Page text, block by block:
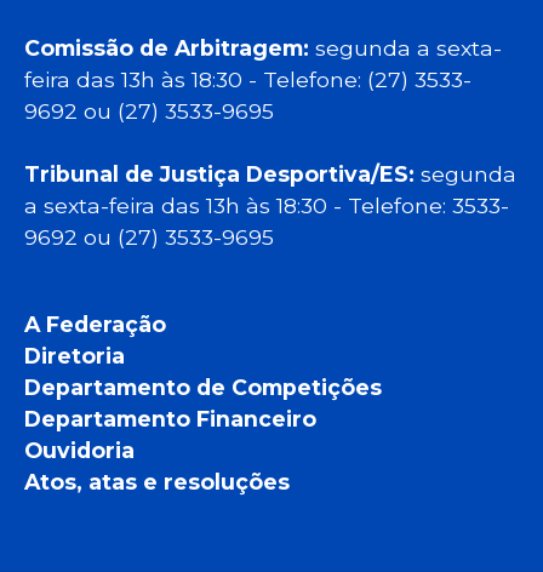
Comissão de Arbitragem: segunda a sexta-
feira das 13h às 18:30 - Telefone: (27) 3533-
9692 ou (27) 3533-9695
Tribunal de Justiça Desportiva/ES: segunda
a sexta-feira das 13h às 18:30 - Telefone: 3533-
9692 ou (27) 3533-9695
A Federação
Diretoria
Departamento de Competições
Departamento Financeiro
Ouvidoria
Atos, atas e resoluções